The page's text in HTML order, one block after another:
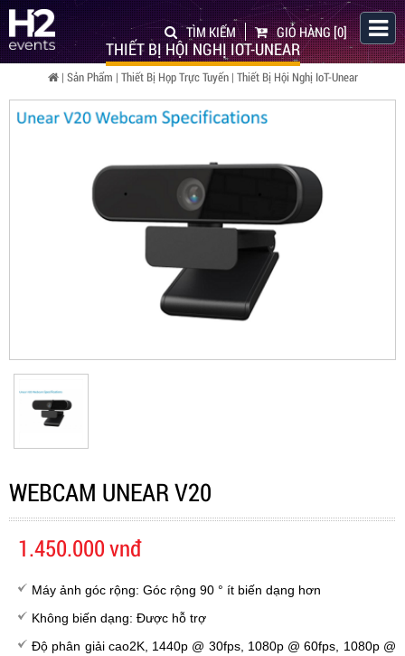
GIỎ HÀNG[0]
TÌM KIẾM
THIẾT BỊ HỘI NGHỊ IOT-UNEAR
| Sản Phẩm | Thiết Bị Họp Trực Tuyến| Thiết Bị Hội Nghị IoT-Unear
WEBCAM UNEAR V20
1.450.000 vnđ
Máy ảnh góc rộng: Góc rộng 90 ° ít biến dạng hơn
Không biến dạng: Được hỗ trợ
Độ phân giải cao2K, 1440p @ 30fps, 1080p @ 60fps, 1080p @